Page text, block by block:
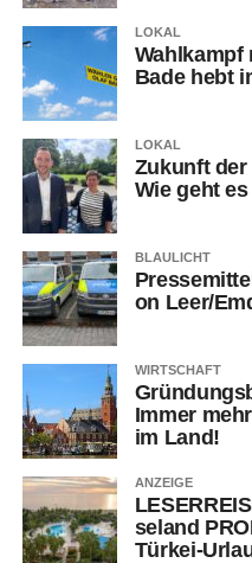
LOKAL
Wahl­kampf
Bade hebt
LOKAL
Zukunft
Wie geht
BLAULICHT
on Leer/
WIRTSCHAFT
Immer
im Land!
ANZEIGE
se­land
Türkei-